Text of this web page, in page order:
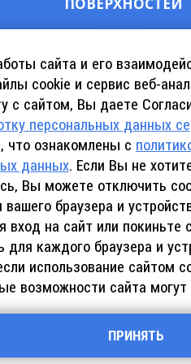
АРЕНДЫ
SINOBOOM
, включая текстовую,
и интеллектуальной собственности.
материалов сайта (копирование,
использовать материалы сайта в
гиперссылку на оригинал в виде:
в тексте материала, должны оставаться в
сайта и его
cookie и сервис веб-
с сайтом, Вы даете
персональных данных
что ознакомлены с
данных. Если Вы не
Вы можете отключить
вашего браузера и
вход на сайт или покиньте
для каждого браузера и
использование сайтом
возможности сайта
ПРИНЯТЬ